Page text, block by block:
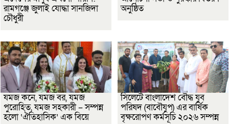
রামগঞ্জে জুলাই যোদ্ধা সানজিদা
চৌধুরী
অনুষ্ঠিত
যমজ কনে, যমজ বর, যমজ
পুরোহিত, যমজ সহকারী – সম্পন্ন
হলো ‘ঐতিহাসিক’ এক বিয়ে
সিলেটে বাংলাদেশ বৌদ্ধ যুব
পরিষদ (বাবৌযুপ) এর বার্ষিক
বৃক্ষরোপণ কর্মসূচি ২০২৬ সম্পন্ন